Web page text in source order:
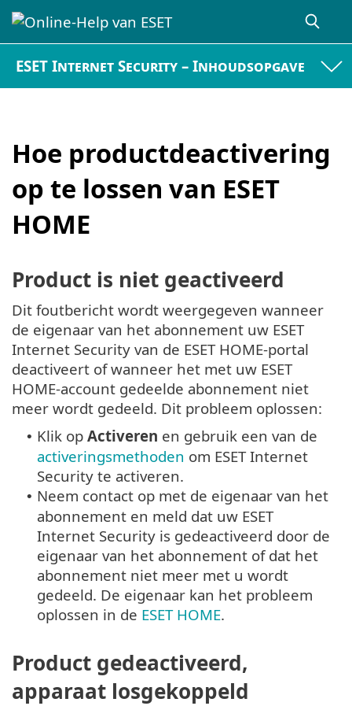
ESET Internet Security – Inhoudsopgave
Hoe productdeactivering
op te lossen van ESET
HOME
Product is niet geactiveerd
Dit foutbericht wordt weergegeven wanneer
de eigenaar van het abonnement uw ESET
Internet Security van de ESET HOME-portal
deactiveert of wanneer het met uw ESET
HOME-account gedeelde abonnement niet
meer wordt gedeeld. Dit probleem oplossen:
• Klik op Activeren en gebruik een van de
activeringsmethoden om ESET Internet
Security te activeren.
• Neem contact op met de eigenaar van het
abonnement en meld dat uw ESET
Internet Security is gedeactiveerd door de
eigenaar van het abonnement of dat het
abonnement niet meer met u wordt
gedeeld. De eigenaar kan het probleem
oplossen in de ESET HOME.
Product gedeactiveerd,
apparaat losgekoppeld